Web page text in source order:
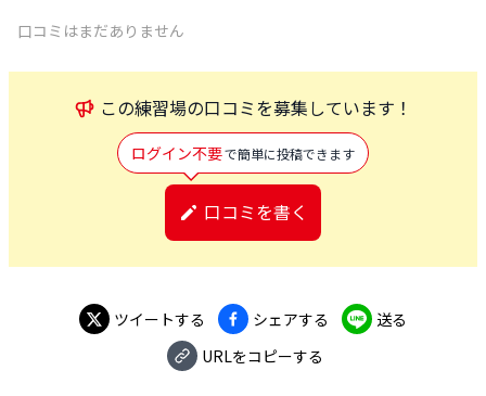
口コミはまだありません
この練習場の口コミを募集しています！
ログイン不要で簡単に投稿できます
口コミを書く
ツイートする シェアする
送る
URLをコピーする